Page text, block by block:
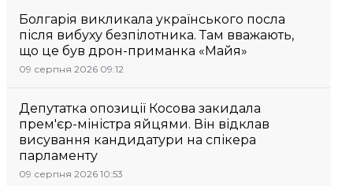
Болгарія викликала українського посла
після вибуху безпілотника. Там вважають,
що це був дрон-приманка «Майя»
09 серпня 2026 09:12
Депутатка опозиції Косова закидала
прем'єр-міністра яйцями. Він відклав
висування кандидатури на спікера
парламенту
09 серпня 2026 10:53